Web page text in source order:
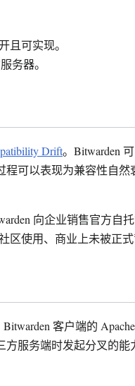
且可实现。
务器。
Drift。Bitwarden
可以表现为兼容性自
向企业销售官方自
区使用、商业上未被正式
Bitwarden 客户端的
服务端时发起分叉的能